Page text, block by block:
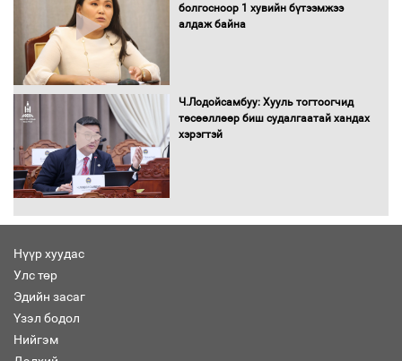
баримт
болгосноор 1 хувийн бүтээмжээ
алдаж байна
Ч.Лодойсамбуу: Хууль тогтоогчид
төсөөллөөр биш судалгаатай хандах
хэрэгтэй
Нүүр хуудас
Улс төр
Эдийн засаг
Үзэл бодол
Нийгэм